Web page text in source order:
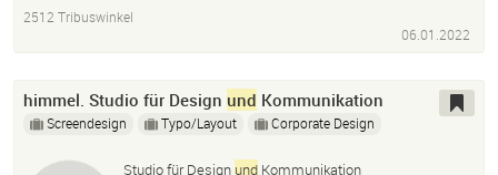
2512 Tribuswinkel
06.01.2022
himmel. Studio für Design und Kommunikation
Screendesign Typo/Layout Corporate Design
Studio für Design und Kommunikation